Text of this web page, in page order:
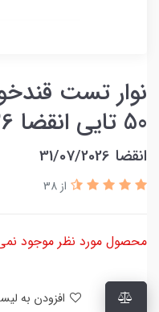
نوار تست
50 تایی انقضا 31/07/2026
انقضا 31/07/2026
از 38
محصول مورد نظر موجود